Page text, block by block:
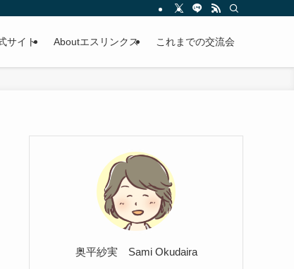
サイト Aboutエスリンクス これまでの交流会
奥平紗実 Sami Okudaira